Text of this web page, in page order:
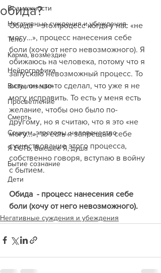
Возможности
Негативные суждения и убеждения
Тело
Карма, возмездие
Нейрографика
Визуализация
Просветление
Смерть
Социум, эгрегоры, человечество
Я ЕСТЬ, Высшее Я, душа
Бытие сознание
Дети
обида?
Обида  - это процесс когда у нас «не
могу…», процесс нанесения себе
боли (хочу от него невозможного). Я
обижаюсь на человека, потому что я
запускаю невозможный процесс. То
есть, он что-то сделал, что уже я не
могу исправить. То есть у меня есть
желание, чтобы оно было по-
другому, но я считаю, что я это «не
могу...», то есть я запрещаю себе
существование этого процесса,
собственно говоря, вступаю в войну
с бытием.
Обида  - процесс нанесения себе
боли (хочу от него невозможного).
Негативные суждения и убеждения